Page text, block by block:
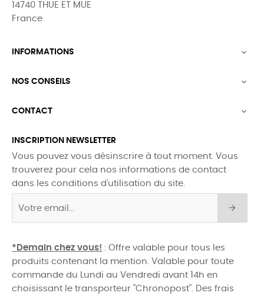
14740 THUE ET MUE
France
INFORMATIONS 
NOS CONSEILS 
CONTACT 
INSCRIPTION NEWSLETTER
Vous pouvez vous désinscrire à tout moment. Vous
trouverez pour cela nos informations de contact
dans les conditions d'utilisation du site.
*Demain chez vous! : Offre valable pour tous les
produits contenant la mention. Valable pour toute
commande du Lundi au Vendredi avant 14h en
choisissant le transporteur "Chronopost". Des frais